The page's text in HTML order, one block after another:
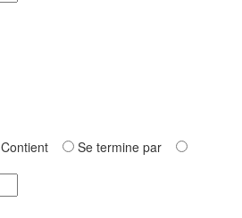
Contient
Se termine par